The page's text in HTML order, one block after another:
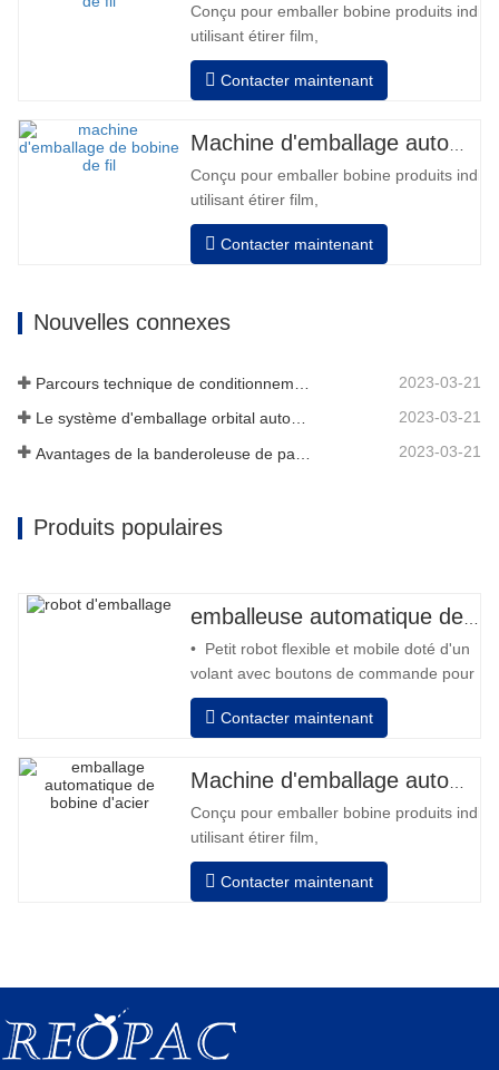
automatique, temps de…
Conçu pour emballer bobine produits
utilisant étirer film,
Auto positionnement après fini emballage
Les tours révolutions, vitesse, étirement
Pneumatique haut plateau pour appuyer
Manuel changement film, équipé avec
Contacter maintenant
Conçu pour emballer bobine produits
utilisant étirer film,
Auto positionnement après fini emballage
Les tours révolutions, vitesse, étirement
Manuel changement film, équipé avec
Contacter maintenant
Nouvelles connexes
2023-03-21
Le système d'emballage orbital automatique enveloppe 6 côtés sur le matériau 2023-03-21
2023-03-21
Produits populaires
• Petit robot flexible et mobile doté d'un
volant avec boutons de commande pour
l'avant et l'arrière • Fonctionnement
hors colonne • 2 batteries 12V / 110 Ah
batterie pleine 120-130 palettes •
Chargeur de batterie, haute fréquence
automatique, temps de
Contacter maintenant
Conçu pour emballer bobine produits
utilisant étirer film,
Auto positionnement après fini emballage
Les tours révolutions, vitesse, étirement
Contacter maintenant